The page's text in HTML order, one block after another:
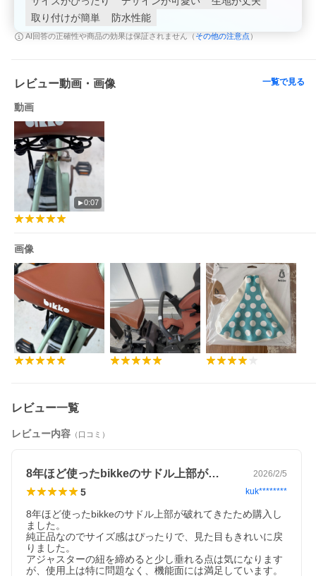
商品名
ブリヂストン SDC-BIKA
カラー
ブラウン
適応車種
●bikke大人用自転車
●bikke e、bikke b、bikke2e、bikke2b、bikkeMOB、
bikkeGRI、bikkePOLAR
重量
80g
ご確認ください
・サドルカバーのみの販売です。
・bikke大人用自転車用のサドルカバーです。
取り付けが簡単
防水性能
AI回答の正確性や商品の効果は保証されません（ その他の注意点 ）
レビュー動画・画像 一覧で見る
動画
0:07
画像
レビュー一覧
レビュー内容 （口コミ）
8年ほど使ったbikkeのサドル上部が… 2026/2/5
5 kuk********
8年ほど使ったbikkeのサドル上部が破れてきたため購入し
ました。
純正品なのでサイズ感はぴったりで、見た目もきれいに戻
りました。
アジャスターの紐を締めると少し垂れる点は気になります
が、使用上は特に問題なく、機能面には満足しています。